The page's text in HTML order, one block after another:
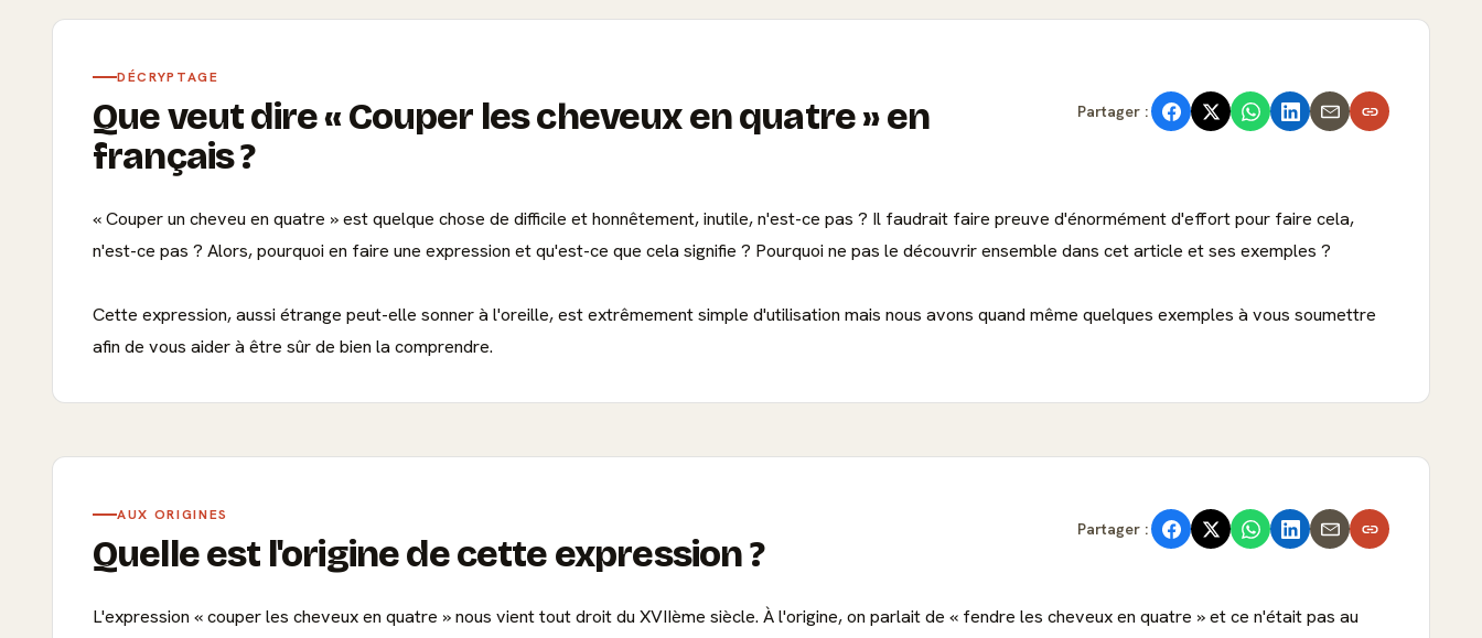
DÉCRYPTAGE
Que veut dire Couper les cheveux en quatre en
français ?
Partager :
« Couper un cheveu en quatre » est quelque chose de difficile et honnêtement, inutile, n'est-ce pas ? Il faudrait faire preuve d'énormément d'effort pour faire cela,
n'est-ce pas ? Alors, pourquoi en faire une expression et qu'est-ce que cela signifie ? Pourquoi ne pas le découvrir ensemble dans cet article et ses exemples ?
Cette expression, aussi étrange peut-elle sonner à l'oreille, est extrêmement simple d'utilisation mais nous avons quand même quelques exemples à vous soumettre
afin de vous aider à être sûr de bien la comprendre.
AUX ORIGINES
Quelle est l'origine de cette expression ?
Partager :
L'expression « couper les cheveux en quatre » nous vient tout droit du XVIIème siècle. À l'origine, on parlait de « fendre les cheveux en quatre » et ce n'était pas au